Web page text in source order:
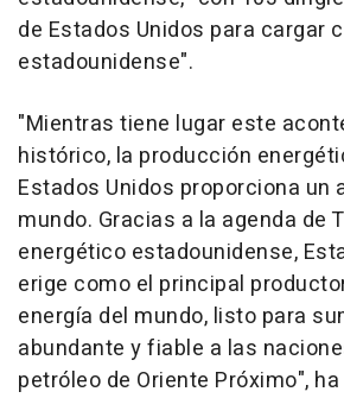
de Estados Unidos para cargar
estadounidense".
"Mientras tiene lugar este
histórico, la producción
Estados Unidos proporciona un
mundo. Gracias a la agenda de
energético estadounidense,
erige como el principal
energía del mundo, listo para
abundante y fiable a las
petróleo de Oriente Próximo",